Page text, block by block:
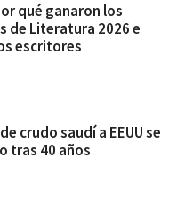
qué ganaron los
de Literatura 2026 e
escritores
crudo saudí a EEUU se
tras 40 años